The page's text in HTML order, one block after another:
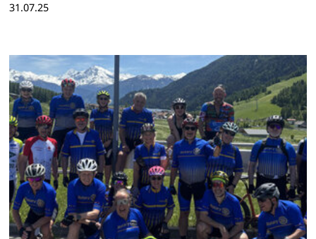
31.07.25